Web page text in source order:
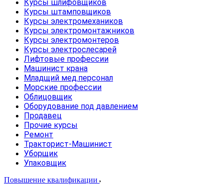
Курсы шлифовщиков
Курсы штамповщиков
Курсы электромехаников
Курсы электромонтажников
Курсы электромонтеров
Курсы электрослесарей
Лифтовые профессии
Машинист крана
Младщий мед.персонал
Морские профессии
Облицовщик
Оборудование под давлением
Продавец
Прочие курсы
Ремонт
Тракторист-Машинист
Уборщик
Упаковщик
Повышение квалификации